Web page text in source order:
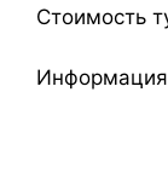
Стоимость